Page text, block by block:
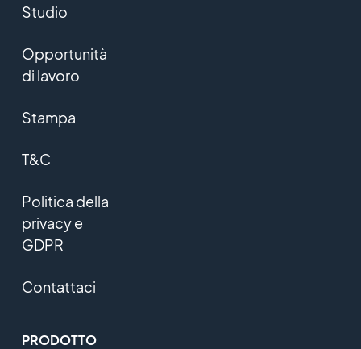
Studio
Opportunità
di lavoro
Stampa
T&C
Politica della
privacy e
GDPR
Contattaci
PRODOTTO